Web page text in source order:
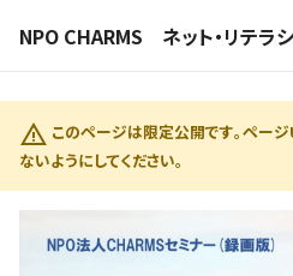
NPO CHARMS ネット・リテラ
このページは限定公開です。ペー
ないようにしてください。